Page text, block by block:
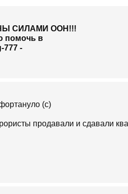
СИЛАМИ ООН!!!
(с)
продавали и сдавали